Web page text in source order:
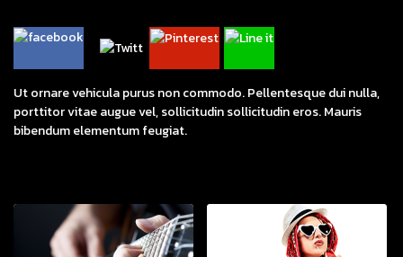
Ut ornare vehicula purus non commodo. Pellentesque dui nulla,
porttitor vitae augue vel, sollicitudin sollicitudin eros. Mauris
bibendum elementum feugiat.